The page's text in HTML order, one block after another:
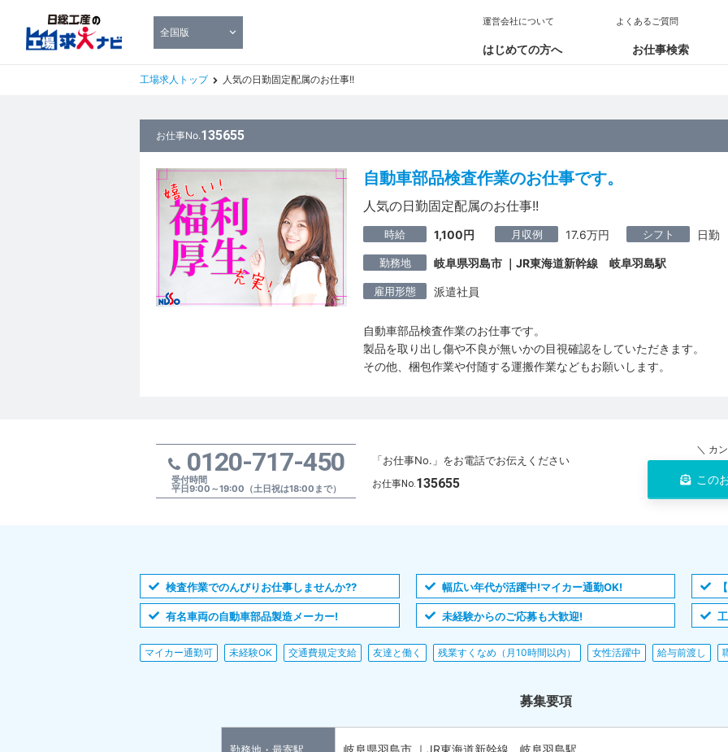
全国版
はじめての方へ お仕事検索
運営会社について よくあるご質問
工場求人トップ 人気の日勤固定配属のお仕事!!
お仕事No.135655
自動車部品検査作業のお仕事です。
人気の日勤固定配属のお仕事!!
時給 1,100円 月収例 17.6万円 シフト 日勤
勤務地 岐阜県羽島市 ｜JR東海道新幹線 岐阜羽島駅
雇用形態 派遣社員
自動車部品検査作業のお仕事です。
製品を取り出し傷や不良が無いかの目視確認をしていただきます。
その他、梱包作業や付随する運搬作業などもお願いします。
0120-717-450
受付時間
平日9:00～19:00（土日祝は18:00まで）
「お仕事No.」をお電話でお伝えください
お仕事No. 135655
＼ カ
この
検査作業でのんびりお仕事しませんか?? 幅広い年代が活躍中!マイカー通勤OK!
有名車両の自動車部品製造メーカー! 未経験からのご応募も大歓迎!
マイカー通勤可 未経験OK 交通費規定支給 友達と働く 残業すくなめ（月10時間以内） 女性活躍中 給与前渡し
募集要項
岐阜県羽島市 ｜JR東海道新幹線 岐阜羽島駅